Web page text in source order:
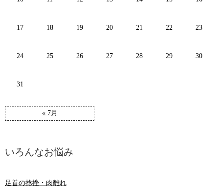
« 7月
17 18 19 20 21 22 23
24 25 26 27 28 29 30
31
いろんなお悩み
足首の捻挫・肉離れ